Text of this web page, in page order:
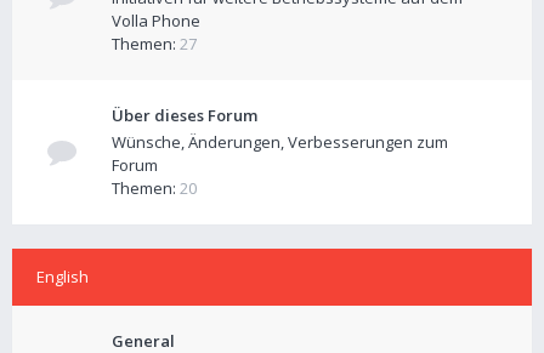
Volla Phone
Themen: 27
Über dieses Forum
Wünsche, Änderungen, Verbesserungen zum
Forum
Themen: 20
English
General